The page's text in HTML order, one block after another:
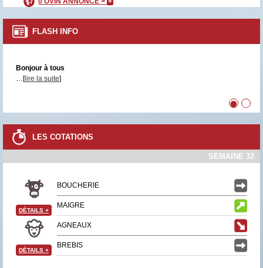
FLASH INFO
Bonjour à tous
…[lire la suite]
••
LES COTATIONS
SEMAINE 32
BOUCHERIE
MAIGRE
DÉTAILS +
AGNEAUX
BREBIS
DÉTAILS +